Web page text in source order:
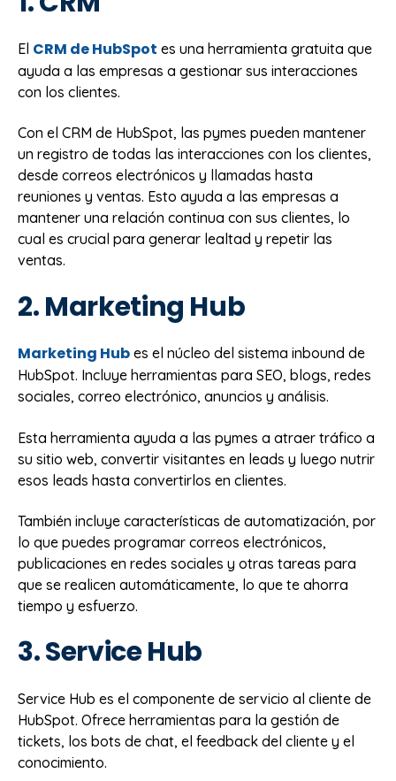
El CRM de HubSpot es una herramienta gratuita que
ayuda a las empresas a gestionar sus interacciones
con los clientes.
Con el CRM de HubSpot, las pymes pueden mantener
un registro de todas las interacciones con los clientes,
desde correos electrónicos y llamadas hasta
reuniones y ventas. Esto ayuda a las empresas a
mantener una relación continua con sus clientes, lo
cual es crucial para generar lealtad y repetir las
ventas.
2. Marketing Hub
Marketing Hub es el núcleo del sistema inbound de
HubSpot. Incluye herramientas para SEO, blogs, redes
sociales, correo electrónico, anuncios y análisis.
Esta herramienta ayuda a las pymes a atraer tráfico a
su sitio web, convertir visitantes en leads y luego nutrir
esos leads hasta convertirlos en clientes.
También incluye características de automatización, por
lo que puedes programar correos electrónicos,
publicaciones en redes sociales y otras tareas para
que se realicen automáticamente, lo que te ahorra
tiempo y esfuerzo.
3. Service Hub
Service Hub es el componente de servicio al cliente de
HubSpot. Ofrece herramientas para la gestión de
tickets, los bots de chat, el feedback del cliente y el
conocimiento.